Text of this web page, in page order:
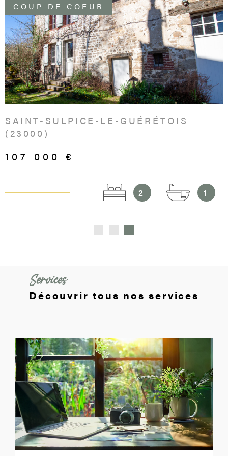
véritablement le marché immobilier de la Creuse.
COUP DE COEUR
VOIR LE BIEN
SAINT-SULPICE-LE-GUÉRÉTOIS
(23000)
107 000 €
2 1
Services
Découvrir tous nos services